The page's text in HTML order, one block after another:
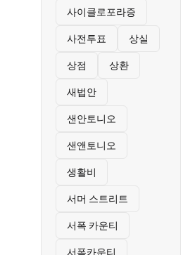
사이클로포라증
사전투표 상실
상점 상환
새법안
샌안토니오
샌앤토니오
생활비
서머 스트리트
서폭 카운티
서폭카운티